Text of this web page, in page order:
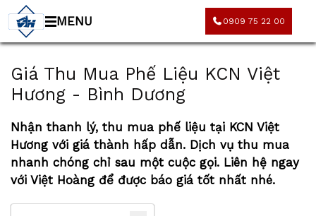
MENU 0909 75 22 00
Giá Thu Mua Phế Liệu KCN Việt
Hương - Bình Dương
Nhận thanh lý, thu mua phế liệu tại KCN Việt
Hương với giá thành hấp dẫn. Dịch vụ thu mua
nhanh chóng chỉ sau một cuộc gọi. Liên hệ ngay
với Việt Hoàng để được báo giá tốt nhất nhé.